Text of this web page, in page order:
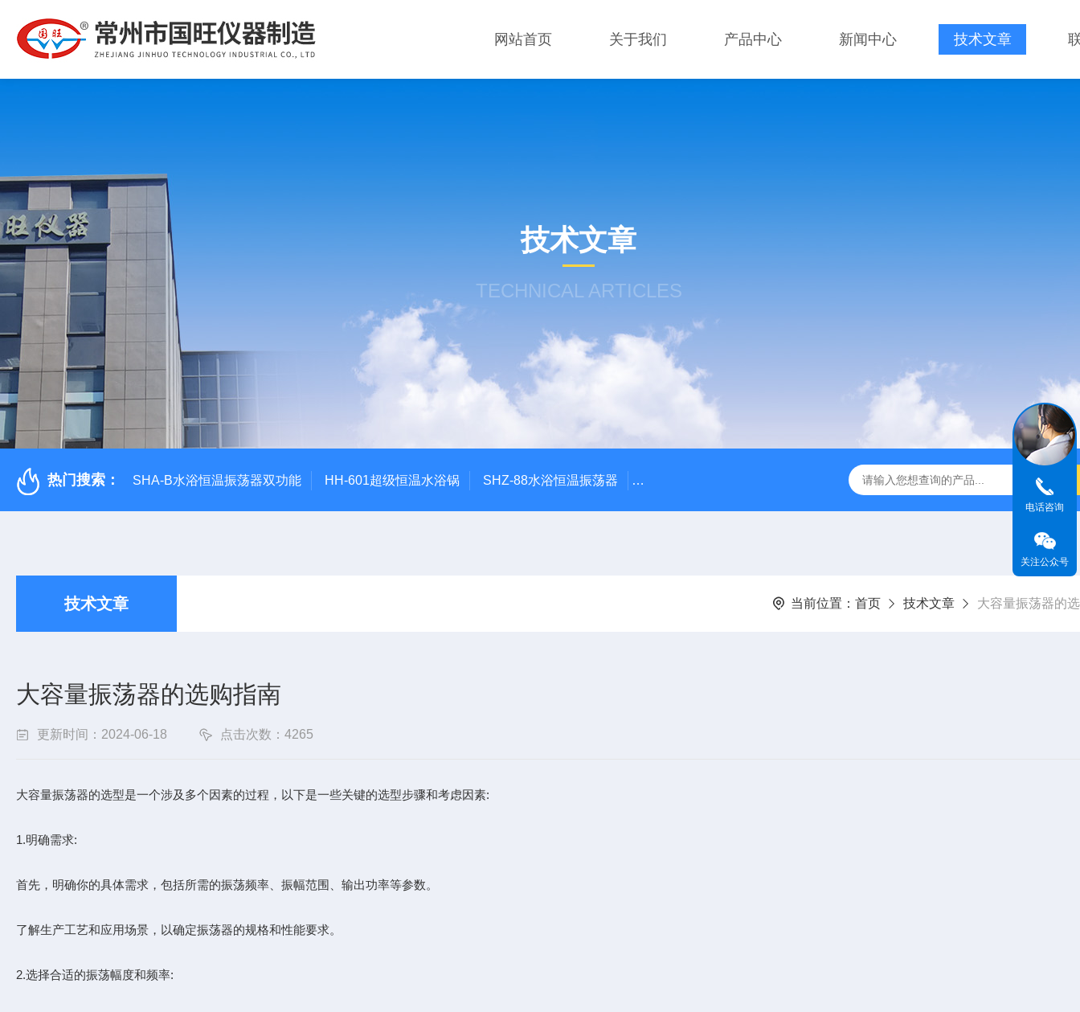
网站首页 关于我们 产品中心 新闻中心 技术文章
技术文章
TECHNICAL ARTICLES
热门搜索： SHA-B水浴恒温振荡器双功能 HH-601超级恒温水浴锅 SHZ-88水浴恒温振荡器 HZQ-2水浴全温振荡器 THZ-82A气浴恒温振荡器价格 GW-1102双层
技术文章 当前位置： 首页 技术文章 大容量振荡器的
大容量振荡器的选购指南
更新时间：2024-06-18 点击次数：4265
大容量振荡器的选型是一个涉及多个因素的过程，以下是一些关键的选型步骤和考虑因素:
1.明确需求:
首先，明确你的具体需求，包括所需的振荡频率、振幅范围、输出功率等参数。
了解生产工艺和应用场景，以确定振荡器的规格和性能要求。
2.选择合适的振荡幅度和频率:
电话咨询
关注公众号